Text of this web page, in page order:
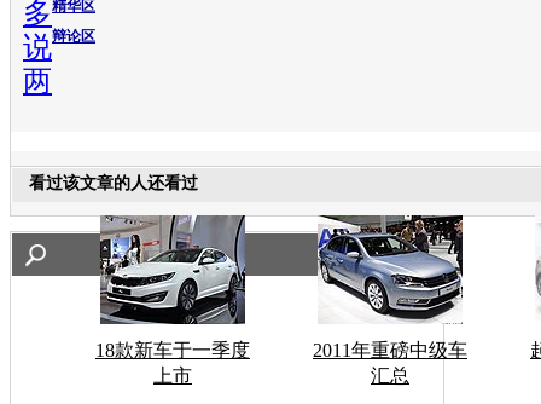
精华区
辩论区
多
说
两
看过该文章的人还看过
18款新车于一季度
上市
2011年重磅中级车
汇总